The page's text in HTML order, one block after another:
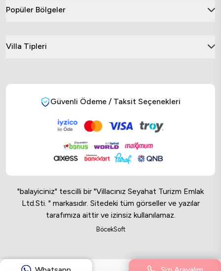
Popüler Bölgeler
Villa Tipleri
Güvenli Ödeme / Taksit Seçenekleri
"balayiciniz" tescilli bir "Villacınız Seyahat Turizm Emlak
Ltd.Sti. " markasıdır. Sitedeki tüm görseller ve yazılar
tarafımıza aittir ve izinsiz kullanılamaz.
BöcekSoft